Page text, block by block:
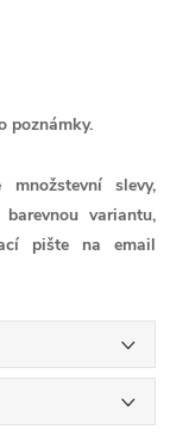
poznámky.
slevy,
variantu,
pište na email